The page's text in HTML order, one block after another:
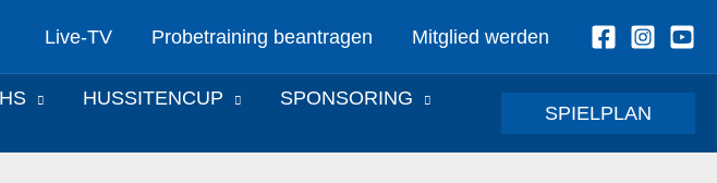
Live-TV Probetraining beantragen Mitglied werden
HUSSITENCUP
SPONSORING
SPIELPLAN